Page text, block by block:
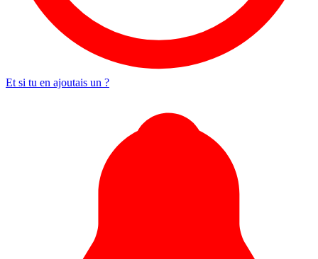
Et si tu en ajoutais un ?